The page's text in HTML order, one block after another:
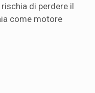
di perdere il
come motore